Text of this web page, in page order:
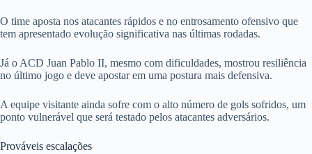
O time aposta nos atacantes rápidos e no entrosamento ofensivo que
tem apresentado evolução significativa nas últimas rodadas.
Já o ACD Juan Pablo II, mesmo com dificuldades, mostrou resiliência
no último jogo e deve apostar em uma postura mais defensiva.
A equipe visitante ainda sofre com o alto número de gols sofridos, um
ponto vulnerável que será testado pelos atacantes adversários.
Prováveis escalações